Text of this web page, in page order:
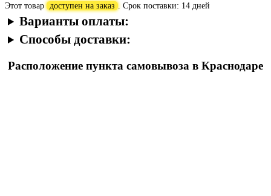
Этот товар доступен на заказ . Срок поставки: 14 дней
Варианты оплаты:
Способы доставки:
Расположение пункта самовывоза в Краснодаре